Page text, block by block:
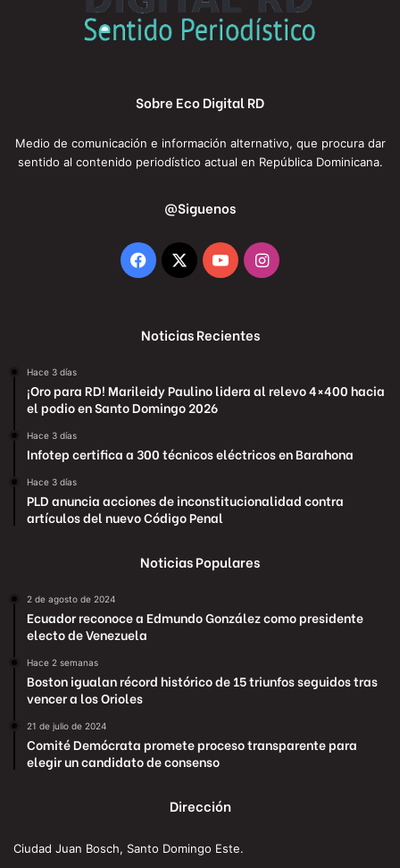
Sobre Eco Digital RD
Medio de comunicación e información alternativo, que procura dar
sentido al contenido periodístico actual en República Dominicana.
@Siguenos
Facebook
X YouTubeInstagram
Noticias Recientes
Hace 3 días
¡Oro para RD! Marileidy Paulino lidera al relevo 4×400 hacia
el podio en Santo Domingo 2026
Hace 3 días
Infotep certifica a 300 técnicos eléctricos en Barahona
Hace 3 días
PLD anuncia acciones de inconstitucionalidad contra
artículos del nuevo Código Penal
Noticias Populares
2 de agosto de 2024
Ecuador reconoce a Edmundo González como presidente
electo de Venezuela
Hace 2 semanas
Boston igualan récord histórico de 15 triunfos seguidos tras
vencer a los Orioles
21 de julio de 2024
Comité Demócrata promete proceso transparente para
elegir un candidato de consenso
Dirección
Ciudad Juan Bosch, Santo Domingo Este.